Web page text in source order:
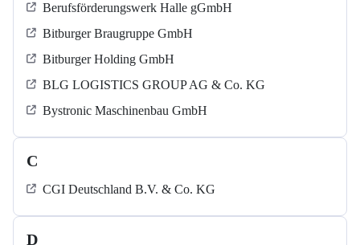
Berufsförderungswerk Halle gGmbH
Bitburger Braugruppe GmbH
Bitburger Holding GmbH
BLG LOGISTICS GROUP AG & Co. KG
Bystronic Maschinenbau GmbH
C
CGI Deutschland B.V. & Co. KG
D